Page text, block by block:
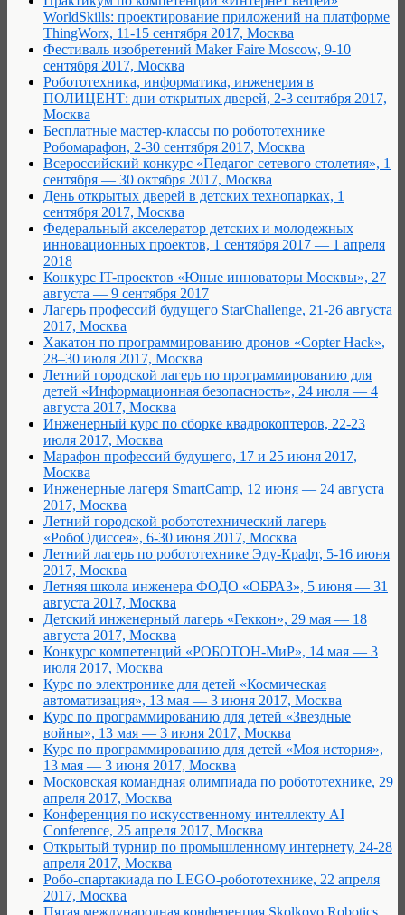
WorldSkills: проектирование приложений на платформе
ThingWorx, 11-15 сентября 2017, Москва
Фестиваль изобретений Maker Faire Moscow, 9-10
сентября 2017, Москва
Робототехника, информатика, инженерия в
ПОЛИЦЕНТ: дни открытых дверей, 2-3 сентября 2017,
Москва
Бесплатные мастер-классы по робототехнике
Робомарафон, 2-30 сентября 2017, Москва
Всероссийский конкурс «Педагог сетевого столетия», 1
сентября — 30 октября 2017, Москва
День открытых дверей в детских технопарках, 1
сентября 2017, Москва
Федеральный акселератор детских и молодежных
инновационных проектов, 1 сентября 2017 — 1 апреля
2018
Конкурс IT-проектов «Юные инноваторы Москвы», 27
августа — 9 сентября 2017
Лагерь профессий будущего StarChallenge, 21-26 августа
2017, Москва
Хакатон по программированию дронов «Copter Hack»,
28–30 июля 2017, Москва
Летний городской лагерь по программированию для
детей «Информационная безопасность», 24 июля — 4
августа 2017, Москва
Инженерный курс по сборке квадрокоптеров, 22-23
июля 2017, Москва
Марафон профессий будущего, 17 и 25 июня 2017,
Москва
Инженерные лагеря SmartCamp, 12 июня — 24 августа
2017, Москва
Летний городской робототехнический лагерь
«РобоОдиссея», 6-30 июня 2017, Москва
Летний лагерь по робототехнике Эду-Крафт, 5-16 июня
2017, Москва
Летняя школа инженера ФОДО «ОБРАЗ», 5 июня — 31
августа 2017, Москва
Детский инженерный лагерь «Геккон», 29 мая — 18
августа 2017, Москва
Конкурс компетенций «РОБОТОН-МиР», 14 мая — 3
июля 2017, Москва
Курс по электронике для детей «Космическая
автоматизация», 13 мая — 3 июня 2017, Москва
Курс по программированию для детей «Звездные
войны», 13 мая — 3 июня 2017, Москва
Курс по программированию для детей «Моя история»,
13 мая — 3 июня 2017, Москва
Московская командная олимпиада по робототехнике, 29
апреля 2017, Москва
Конференция по искусственному интеллекту AI
Conference, 25 апреля 2017, Москва
Открытый турнир по промышленному интернету, 24-28
апреля 2017, Москва
Робо-спартакиада по LEGO-робототехнике, 22 апреля
2017, Москва